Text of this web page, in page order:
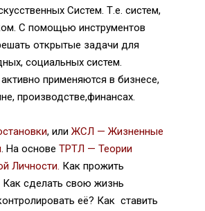
Систем. Т.е. систем,
С помощью инструментов
открытые задачи для
социальных систем.
применяются в бизнесе,
производстве,финансах.
, или ЖСЛ — Жизненные
. На основе ТРТЛ — Теории
Личности. Как прожить
сделать свою жизнь
её? Как ставить